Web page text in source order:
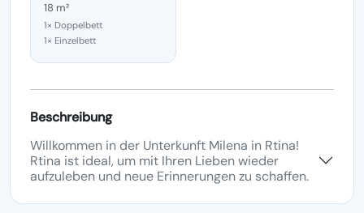
18 m²
1× Doppelbett
1× Einzelbett
Beschreibung
Willkommen in der Unterkunft Milena in Rtina!
Rtina ist ideal, um mit Ihren Lieben wieder
aufzuleben und neue Erinnerungen zu schaffen.